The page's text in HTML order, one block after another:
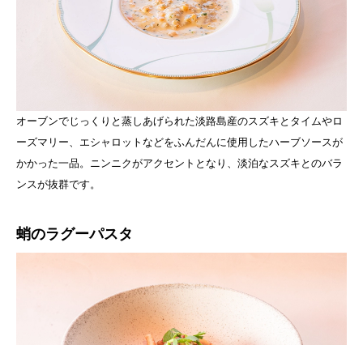
オーブンでじっくりと蒸しあげられた淡路島産のスズキとタイムやロ
ーズマリー、エシャロットなどをふんだんに使用したハーブソースが
かかった一品。ニンニクがアクセントとなり、淡泊なスズキとのバラ
ンスが抜群です。
蛸のラグーパスタ